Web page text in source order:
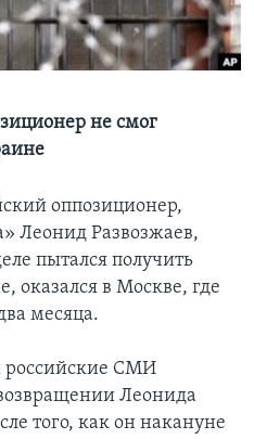
не смог
оппозиционер,
Леонид Развозжаев,
пытался получить
оказался в Москве, где
месяца.
российские СМИ
Леонида
того, как он накануне